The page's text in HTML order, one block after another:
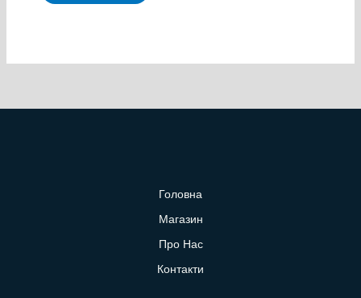
Головна
Магазин
Про Нас
Контакти